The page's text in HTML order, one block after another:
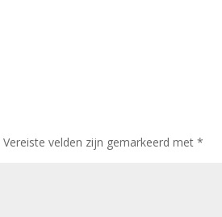
Vereiste velden zijn gemarkeerd met*